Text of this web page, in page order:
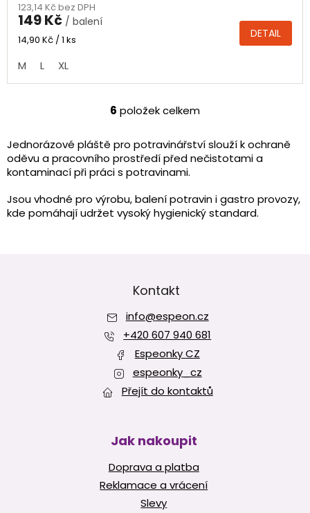
produktu
je
5,0
5
hvězdiček.
123,14 Kč bez DPH
149 Kč / balení
Měrná
14,90 Kč / 1 ks DETAIL
M L XL
O
l
á
d
c
í
p
v
ý
p
i
s
u
6 položek celkem
Jednorázové pláště pro potravinářství slouží k ochraně
oděvu a pracovního prostředí před nečistotami a
kontaminací při práci s potravinami.
Jsou vhodné pro výrobu, balení potravin i gastro provozy,
kde pomáhají udržet vysoký hygienický standard.
Kontakt
info@espeon.cz
+420 607 940 681
Espeonky CZ
espeonky_cz
Přejít do kontaktů
Jak nakoupit
Doprava a platba
Reklamace a vrácení
Slevy